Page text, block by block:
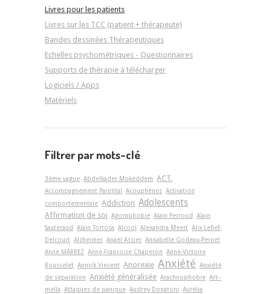
Livres pour les patients
Livres sur les TCC (patient + thérapeute)
Bandes dessinées Thérapeutiques
Echelles psychométriques - Questionnaires
Supports de thérapie à télécharger
Logiciels / Apps
Matériels
Filtrer par mots-clé
3ème vague Abdelkader Mokeddem ACT.
Accompagnement Parental Acouphènes Activation
comportementale Addiction Adolescents
Affirmation de soi Agoraphobie Alain Perroud
Alain
Sauteraud
Alain Tortosa Alcool Alexandra Meert Alix Lefief-
Delcourt Alzheimer Anaël Assier Annabelle Godeau-Pernet
Anne MARREZ Anne-Françoise Chaperon Anne-Victoire
Rousselet Annick Vincent Anorexie Anxiété Anxiété
de séparation Anxiété généralisée Arachnophobie Art-­
mella Attaques de panique Audrey Donatoni Aurélia